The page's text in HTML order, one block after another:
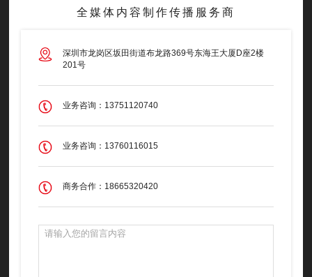
全媒体内容制作传播服务商
深圳市龙岗区坂田街道布龙路369号东海王大厦D座2楼
201号
业务咨询：13751120740
业务咨询：13760116015
商务合作：18665320420